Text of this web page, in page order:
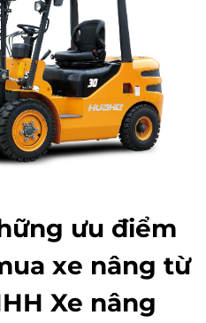
ưu điểm
xe nâng từ
Xe nâng